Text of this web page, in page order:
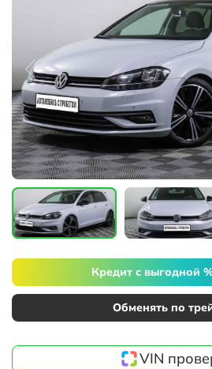
Кредит с выгодной
Обменять по
VIN